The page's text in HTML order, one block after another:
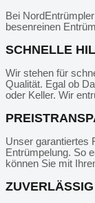
Bei
besenreinen
SCHNELLE
Wir stehen für
Qualität. Egal ob
oder Keller. Wir
Unser garantiertes
Entrümpelung. So
können Sie mit
ZUVERLÄSSIG